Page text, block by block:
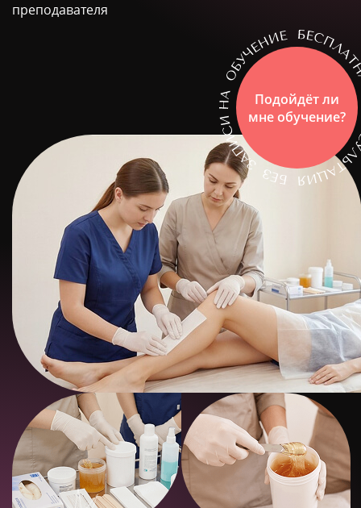
преподавателя
Подойдёт ли
мне обучение?